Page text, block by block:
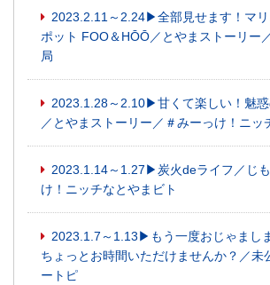
2023.2.11～2.24▶全部見せます！マ
ポット FOO＆HŌŌ／とやまストーリー
局
2023.1.28～2.10▶甘くて楽しい！魅
／とやまストーリー／＃みーっけ！ニッ
2023.1.14～1.27▶炭火deライフ／じ
け！ニッチなとやまビト
2023.1.7～1.13▶もう一度おじゃまし
ちょっとお時間いただけませんか？／未
ートピ